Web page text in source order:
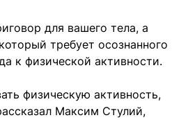
для вашего тела, а
требует осознанного
к физической активности.
физическую активность,
Максим Стулий,